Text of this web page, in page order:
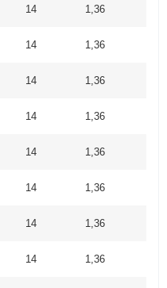
14 1,36
14 1,36
14 1,36
14 1,36
14 1,36
14 1,36
14 1,36
14 1,36